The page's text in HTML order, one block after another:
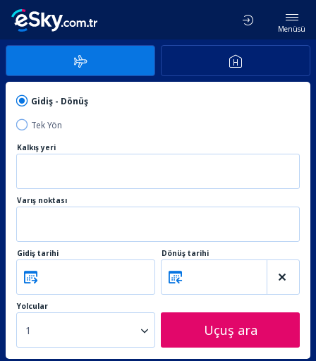
Menüsü
Gidiş - Dönüş
Tek Yön
Kalkış yeri
Varış noktası
Gidiş tarihi Dönüş tarihi
Yolcular
1 Uçuş ara